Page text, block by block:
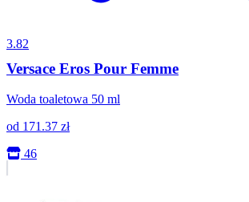
3.82
Versace Eros Pour Femme
Woda toaletowa 50 ml
od 171.37 zł
46